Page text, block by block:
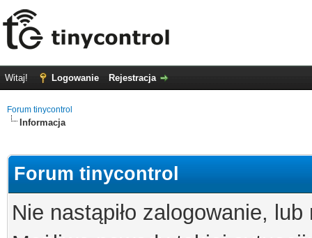
Witaj! Logowanie Rejestracja
Forum tinycontrol
Informacja
Forum tinycontrol
Nie nastąpiło zalogowanie,